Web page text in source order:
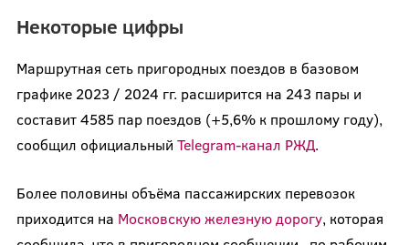
Некоторые цифры
Маршрутная сеть пригородных поездов в базовом
графике 2023 / 2024 гг. расширится на 243 пары и
составит 4585 пар поездов (+5,6% к прошлому году),
сообщил официальный Telegram-канал РЖД.
Более половины объёма пассажирских перевозок
приходится на Московскую железную дорогу, которая